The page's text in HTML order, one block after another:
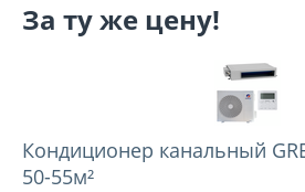
За ту же цену!
Кондиционер канальный
50-55м²